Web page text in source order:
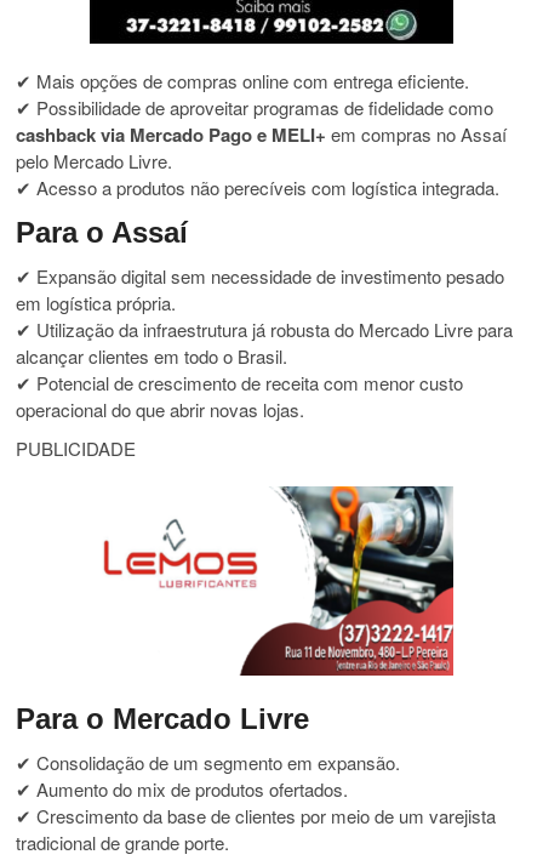
✔ Mais opções de compras online com entrega eficiente.
✔ Possibilidade de aproveitar programas de fidelidade como
cashback via Mercado Pago e MELI+ em compras no Assaí
pelo Mercado Livre.
✔ Acesso a produtos não perecíveis com logística integrada.
Para o Assaí
✔ Expansão digital sem necessidade de investimento pesado
em logística própria.
✔ Utilização da infraestrutura já robusta do Mercado Livre para
alcançar clientes em todo o Brasil.
✔ Potencial de crescimento de receita com menor custo
operacional do que abrir novas lojas.
PUBLICIDADE
Para o Mercado Livre
✔ Consolidação de um segmento em expansão.
✔ Aumento do mix de produtos ofertados.
✔ Crescimento da base de clientes por meio de um varejista
tradicional de grande porte.